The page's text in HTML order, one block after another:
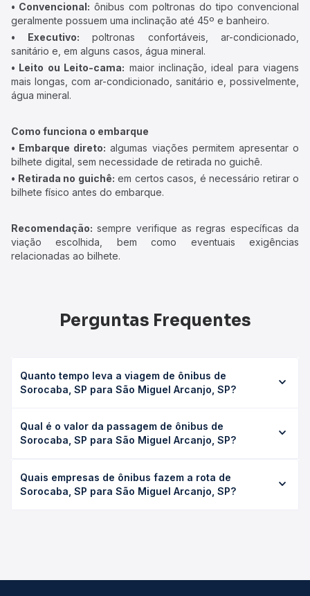
• Convencional: ônibus com poltronas do tipo convencional
geralmente possuem uma inclinação até 45º e banheiro.
• Executivo: poltronas confortáveis, ar-condicionado,
sanitário e, em alguns casos, água mineral.
• Leito ou Leito-cama: maior inclinação, ideal para viagens
mais longas, com ar-condicionado, sanitário e, possivelmente,
água mineral.
Como funciona o embarque
• Embarque direto: algumas viações permitem apresentar o
bilhete digital, sem necessidade de retirada no guichê.
• Retirada no guichê: em certos casos, é necessário retirar o
bilhete físico antes do embarque.
Recomendação: sempre verifique as regras específicas da
viação escolhida, bem como eventuais exigências
relacionadas ao bilhete.
Perguntas Frequentes
Quanto tempo leva a viagem de ônibus de
Sorocaba, SP para São Miguel Arcanjo, SP?
Arcanjo, SP leva em média 1h 10min, podendo variar
conforme a viação, o tipo de serviço (convencional,
duração exata de cada opção na data desejada.
Qual é o valor da passagem de ônibus de
Sorocaba, SP para São Miguel Arcanjo, SP?
São Miguel Arcanjo, SP custa em média R$ 42,45 e varia
conforme a data da viagem, a empresa, o tipo de poltrona
Quais empresas de ônibus fazem a rota de
Sorocaba, SP para São Miguel Arcanjo, SP?